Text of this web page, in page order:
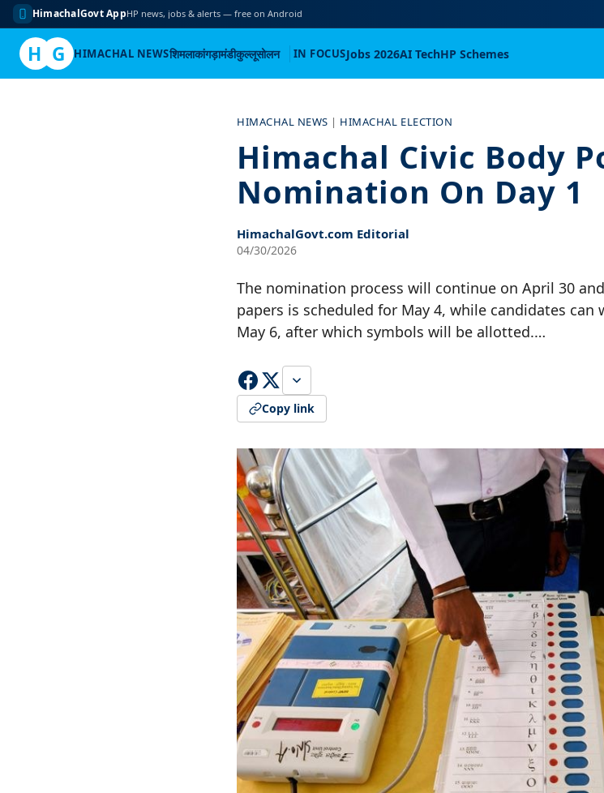
HimachalGovt AppHP news, jobs & alerts — free on Android
H G HIMACHAL NEWSशिमलाकांगड़ामंडीकुल्लूसोलन IN FOCUSJobs 2026AI TechHP Schemes
HIMACHAL NEWS | HIMACHAL ELECTION
Himachal Civic Body
Nomination On Day 1
HimachalGovt.com Editorial
04/30/2026
The nomination process will continue on April 30
papers is scheduled for May 4, while candidates
May 6, after which symbols will be allotted.…
Copy link